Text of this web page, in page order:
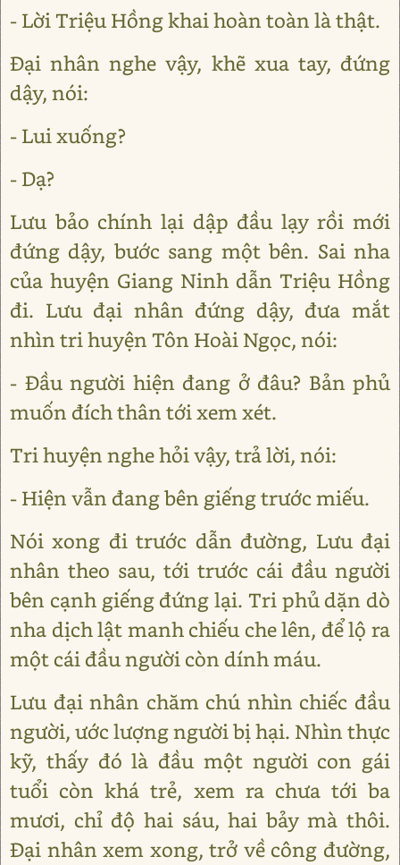
- Lời Triệu Hồng khai hoàn toàn là thật.
Đại nhân nghe vậy, khẽ xua tay, đứng
dậy, nói:
- Lui xuống?
- Dạ?
Lưu bảo chính lại dập đầu lạy rồi mới
đứng dậy, bước sang một bên. Sai nha
của huyện Giang Ninh dẫn Triệu Hồng
đi. Lưu đại nhân đứng dậy, đưa mắt
nhìn tri huyện Tôn Hoài Ngọc, nói:
- Đầu người hiện đang ở đâu? Bản phủ
muốn đích thân tới xem xét.
Tri huyện nghe hỏi vậy, trả lời, nói:
- Hiện vẫn đang bên giếng trước miếu.
Nói xong đi trước dẫn đường, Lưu đại
nhân theo sau, tới trước cái đầu người
bên cạnh giếng đứng lại. Tri phủ dặn dò
nha dịch lật manh chiếu che lên, để lộ ra
một cái đầu người còn dính máu.
Lưu đại nhân chăm chú nhìn chiếc đầu
người, ước lượng người bị hại. Nhìn thực
kỹ, thấy đó là đầu một người con gái
tuổi còn khá trẻ, xem ra chưa tới ba
mươi, chỉ độ hai sáu, hai bảy mà thôi.
Đại nhân xem xong, trở về công đường,